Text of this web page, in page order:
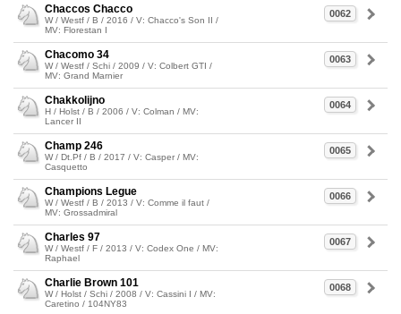
0062
Chaccos Chacco
W / Westf / B / 2016 / V: Chacco's Son II /
MV: Florestan I
0063
Chacomo 34
W / Westf / Schi / 2009 / V: Colbert GTI /
MV: Grand Marnier
0064
Chakkolijno
H / Holst / B / 2006 / V: Colman / MV:
Lancer II
0065
Champ 246
W / Dt.Pf / B / 2017 / V: Casper / MV:
Casquetto
0066
Champions Legue
W / Westf / B / 2013 / V: Comme il faut /
MV: Grossadmiral
0067
Charles 97
W / Westf / F / 2013 / V: Codex One / MV:
Raphael
0068
Charlie Brown 101
W / Holst / Schi / 2008 / V: Cassini I / MV:
Caretino / 104NY83